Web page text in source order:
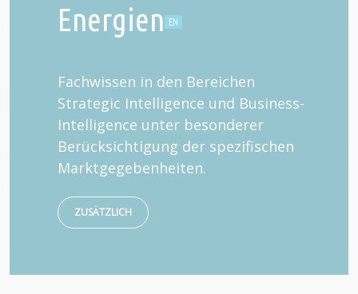
Energien
Fachwissen in den Bereichen
Strategic Intelligence und Business-
Intelligence unter besonderer
Berücksichtigung der spezifischen
Marktgegebenheiten.
ZUSÄTZLICH